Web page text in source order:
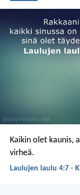
Kaikin olet kaunis,
virheä.
Laulujen laulu 4:7 -